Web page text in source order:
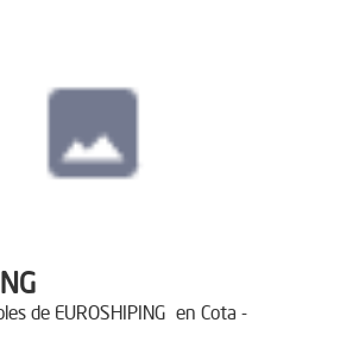
de EUROSHIPING en Cota -